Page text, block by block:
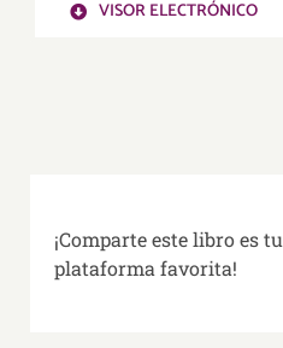
VISOR ELECTRÓNICO
¡Comparte este libro es tu
plataforma favorita!